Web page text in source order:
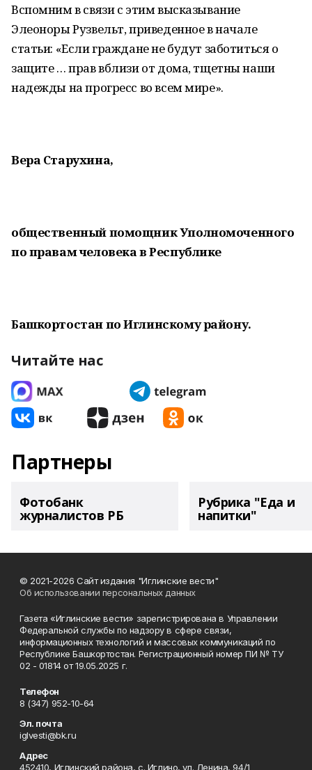
Вспомним в связи с этим высказывание
Элеоноры Рузвельт, приведенное в начале
статьи: «Если граждане не будут заботиться о
защите … прав вблизи от дома, тщетны наши
надежды на прогресс во всем мире».
Вера Старухина,
общественный помощник Уполномоченного
по правам человека в Республике
Башкортостан по Иглинскому району.
Читайте нас
Партнеры
Фотобанк
журналистов РБ
Рубрика "Еда и
напитки"
© 2021-2026 Сайт издания "Иглинские вести"
Об использовании персональных данных
Газета «Иглинские вести» зарегистрирована в Управлении
Федеральной службы по надзору в сфере связи,
информационных технологий и массовых коммуникаций по
Республике Башкортостан. Регистрационный номер ПИ № ТУ
02 - 01814 от 19.05.2025 г.
Телефон
8 (347) 952-10-64
Эл. почта
iglvesti@bk.ru
Адрес
452410, Иглинский района, с. Иглино, ул. Ленина, 94/1